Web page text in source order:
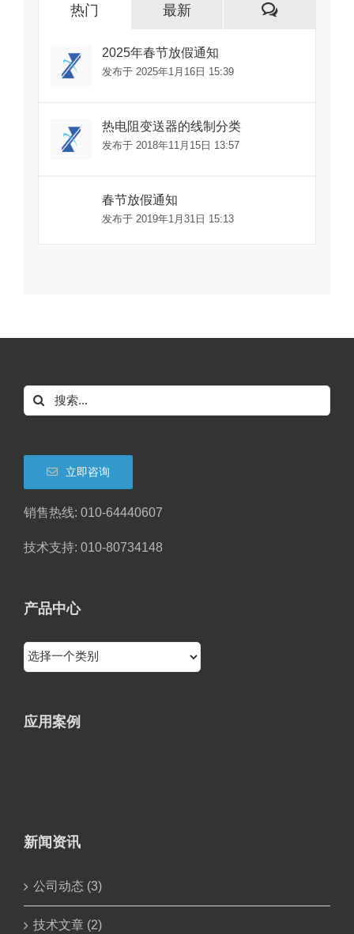
热门 最新
评
2025年春节放假通知
发布于 2025年1月16日 15:39
热电阻变送器的线制分类
发布于 2018年11月15日 13:57
春节放假通知
发布于 2019年1月31日 15:13
搜
索：
立即咨询
销售热线: 010-64440607
技术支持: 010-80734148
产品中心
应用案例
新闻资讯
公司动态 (3)
技术文章 (2)